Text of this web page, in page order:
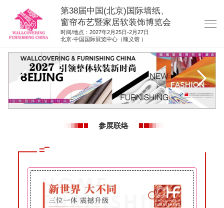
第38届中国(北京)国际墙纸、
窗帘布艺暨家居软装饰博览会
时间/地点：2027年2月25日-2月27日
北京·中国国际展览中心（顺义馆 ）
网站首页
展商服务
展位申请
集团展会
参展联络
参展联络